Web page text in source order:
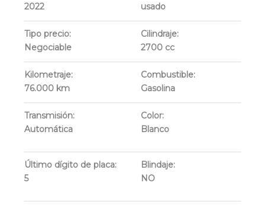
2022
usado
Tipo precio:
Negociable
Cilindraje:
2700 cc
Kilometraje:
76.000 km
Combustible:
Gasolina
Transmisión:
Automática
Color:
Blanco
Último dígito de placa:
5
Blindaje:
NO